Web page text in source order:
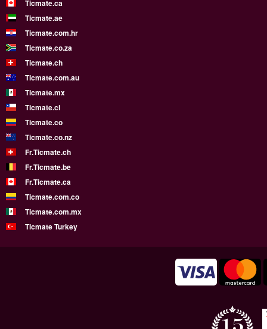
Ticmate.ca
Ticmate.ae
Ticmate.com.hr
Ticmate.co.za
Ticmate.ch
Ticmate.com.au
Ticmate.mx
Ticmate.cl
Ticmate.co
Ticmate.co.nz
Fr.Ticmate.ch
Fr.Ticmate.be
Fr.Ticmate.ca
Ticmate.com.co
Ticmate.com.mx
Ticmate Turkey